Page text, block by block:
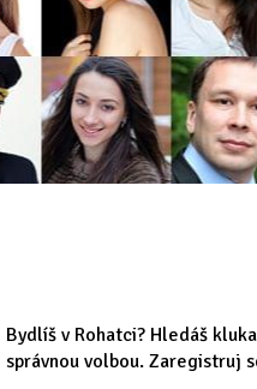
Bydlíš v Rohatci? Hledáš
správnou volbou. Zaregistruj